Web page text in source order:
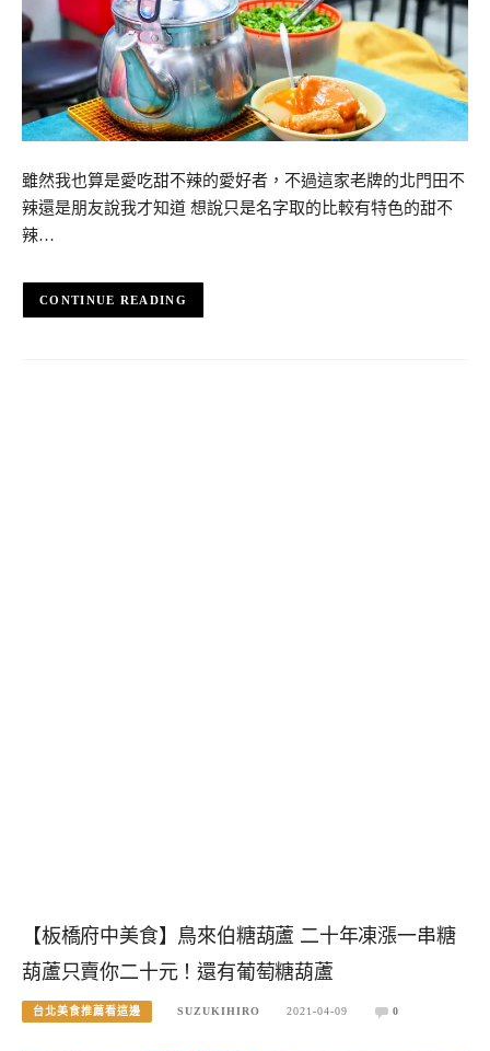
雖然我也算是愛吃甜不辣的愛好者，不過這家老牌的北門田不
辣還是朋友說我才知道 想說只是名字取的比較有特色的甜不
辣…
CONTINUE READING
【板橋府中美食】鳥來伯糖葫蘆 二十年凍漲一串糖
葫蘆只賣你二十元！還有葡萄糖葫蘆
台北美食推薦看這邊 SUZUKIHIRO 2021-04-09 0